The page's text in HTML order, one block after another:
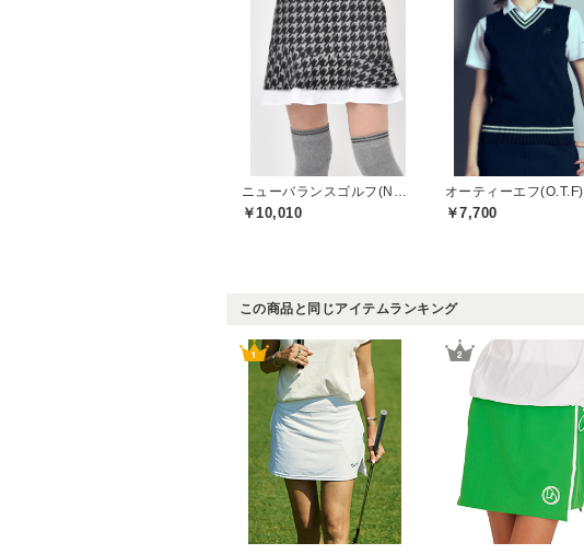
￥10,010
オーティーエフ(O.T.F)
￥7,700
この商品と同じアイテムランキング